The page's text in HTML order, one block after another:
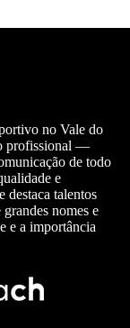
no Vale do
profissional —
de todo
e
destaca talentos
nomes e
e a importância